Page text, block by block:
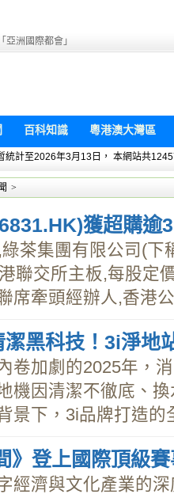
洲國際都會」
百科知識 粵港澳大灣區
計至2026年3月13日， 本網站共
>
獲超購逾
茶集團有限公司(下
聯交所主板,每股定
席牽頭經辦人,香港
潔黑科技！3i淨
卷加劇的2025年，
機因清潔不徹底、
景下，3i品牌打造的
》登上國際頂級
經濟與文化產業的